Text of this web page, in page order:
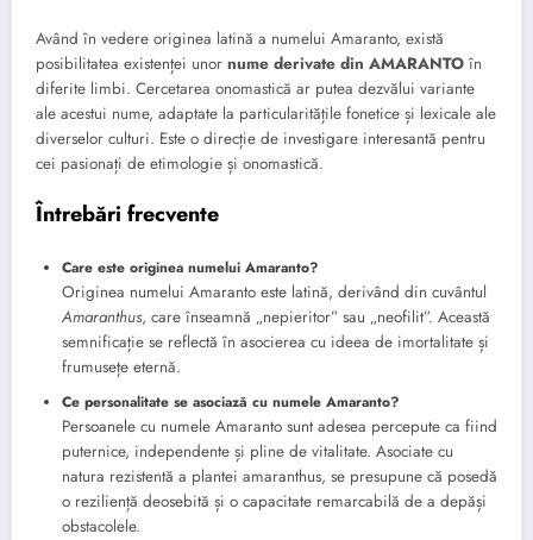
Având în vedere originea latină a numelui Amaranto, există
posibilitatea existenței unor nume derivate din AMARANTO în
diferite limbi. Cercetarea onomastică ar putea dezvălui variante
ale acestui nume, adaptate la particularitățile fonetice și lexicale ale
diverselor culturi. Este o direcție de investigare interesantă pentru
cei pasionați de etimologie și onomastică.
Întrebări frecvente
Care este originea numelui Amaranto?
Originea numelui Amaranto este latină, derivând din cuvântul
Amaranthus, care înseamnă „nepieritor” sau „neofilit”. Această
semnificație se reflectă în asocierea cu ideea de imortalitate și
frumusețe eternă.
Ce personalitate se asociază cu numele Amaranto?
Persoanele cu numele Amaranto sunt adesea percepute ca fiind
puternice, independente și pline de vitalitate. Asociate cu
natura rezistentă a plantei amaranthus, se presupune că posedă
o reziliență deosebită și o capacitate remarcabilă de a depăși
obstacolele.